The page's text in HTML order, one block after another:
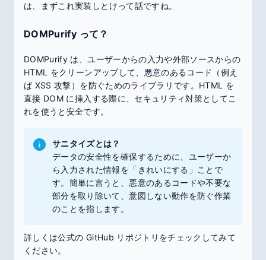
は、まずこれ実装しとけって話ですね。
DOMPurify って？
DOMPurify は、ユーザーからの入力や外部ソースからの
HTML をクリーンアップして、悪意のあるコード（例え
ば XSS 攻撃）を防ぐためのライブラリです。HTML を
直接 DOM に挿入する際に、セキュリティ対策としてこ
れを使うと安全です。
サニタイズとは？
データの安全性を確保するために、ユーザーか
ら入力された情報を「きれいにする」ことで
す。簡単に言うと、悪意のあるコードや不要な
部分を取り除いて、意図しない動作を防ぐ作業
のことを指します。
詳しくは公式の GitHub リポジトリをチェックしてみて
ください。